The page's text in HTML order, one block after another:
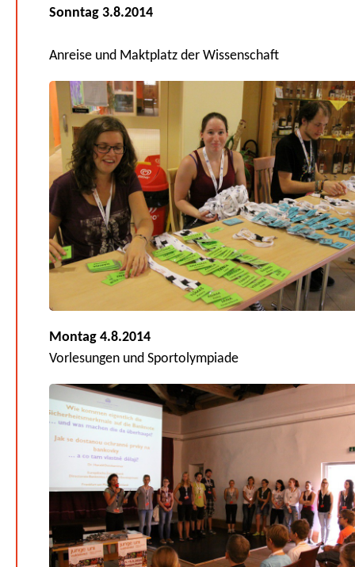
Sonntag 3.8.2014
Anreise und Maktplatz der Wissenschaft
Montag 4.8.2014
Vorlesungen und Sportolympiade